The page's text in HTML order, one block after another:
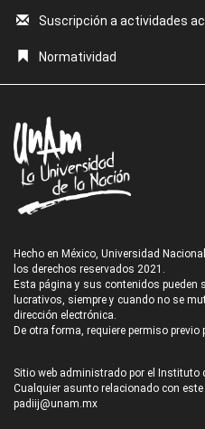
Suscripción a actividades
Normatividad
Hecho en México, Universidad
los derechos reservados 2021.
Esta página y sus contenidos pueden
lucrativos, siempre y cuando no se
dirección electrónica.
De otra forma, requiere permiso
Sitio web administrado por el Instituto
Cualquier asunto relacionado con
padiij@unam.mx